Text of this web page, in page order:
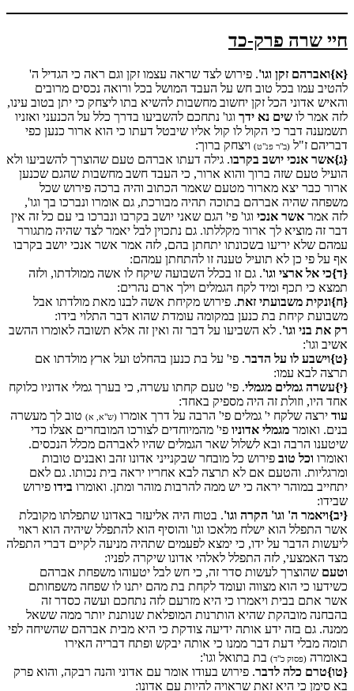
חיי שרה פרק-כד
{א}ואברהם זקן וגו'. פירוש לצד שראה עצמו זקן וגם ראה כי הגדיל ה'
להטיב עמו בכל טוב חש על העבד המושל בכל ורואה נכסים מרובים
והאיש אדוני הכל זקן יחשוב מחשבות להשיא בתו ליצחק כי יתן בטוב עינו,
לזה אמר לו שים נא ידך וגו' נתחכם להשביעו בדרך כלל על הכנעני ואזניו
תשמענה דבר כי הקול לו קול אליו שיבטל דעתו כי הוא ארור כנען כפי
דבריהם ז"ל (ב"ר פנ"ט) ויצחק ברוך:
{ג}אשר אנכי יושב בקרבו. גילה דעתו אברהם טעם שהוצרך להשביעו ולא
הועיל טעם שזה ברוך והוא ארור, כי העבד חשב מחשבות שהגם שכנען
ארור כבר יצא מארור מטעם שאמר הכתוב והיה ברכה פירוש שכל
משפחה שהיה אברהם בתוכה תהיה מבורכת, גם אומרו ונברכו בך וגו',
לזה אמר אשר אנכי וגו' פי' הגם שאני יושב בקרבו ונברכו בי עם כל זה אין
דבר זה מוציא לך ארור מקללתו. גם נתכוין לבל יאמר לצד שהיה מתגורר
עמהם שלא יריעו בשכונתו יתחתן בהם, לזה אמר אשר אנכי יושב בקרבו
אף על פי כן לא תועיל טענה זו להתחתן עמהם:
{ד}כי אל ארצי וגו'. גם זו בכלל השבועה שיקח לו אשה ממולדתו, ולזה
תמצא כי תכף ומיד לקח הגמלים וילך ארם נהרים:
{ח}ונקית משבועתי זאת. פירוש מקיחת אשה לבנו מאת מולדתו אבל
משבועת קיחת בת כנען במקומה עומדת שהוא דבר התלוי בידו:
רק את בני וגו'. לא השביעו על דבר זה ואין זה אלא תשובה לאומרו ההשב
אשיב וגו':
{ט}וישבע לו על הדבר. פי' על בת כנען בהחלט ועל ארץ מולדתו אם
תרצה לבא עמו:
{י}עשרה גמלים מגמלי. פי' טעם קחתו עשרה, כי בערך גמלי אדוניו כלוקח
אחד היו, וזולת זה היה מספיק באחד:
עוד ירצה שלקח י' גמלים פי' הרבה על דרך אומרו (ש"א, א) טוב לך מעשרה
בנים. ואומר מגמלי אדוניו פי' מהמיוחדים לצורכו המובחרים אצלו כדי
שיטענו הרבה ובא לשלול שאר הגמלים שהיו לאברהם מכלל הנכסים.
ואומרו וכל טוב פירוש כל מובחר שבקנייני אדונו זהב ואבנים טובות
ומרגליות. והטעם אם לא תרצה לבא אחריו יראה בית נכותו. גם לאם
יתחייב במוהר יראה כי יש ממה להרבות מוהר ומתן. ואומרו בידו פירוש
שבידו:
{יב}ויאמר ה' וגו' הקרה וגו'. בטוח היה אליעזר באדונו שתפלתו מקובלת
אשר התפלל הוא ישלח מלאכו וגו' והוסיף הוא להתפלל שיהיה הוא ראוי
ליעשות הדבר על ידו, כי ימצא לפעמים שתהיה מניעה לקיים דברי התפלה
מצד האמצעי, לזה התפלל לאלהי אדונו שיקרה לפניו:
וטעם שהוצרך לעשות סדר זה, כי חש לבל יטעוהו משפחת אברהם
כשידעו כי הוא מצווה ועומד לקחת בת מהם יתנו לו שפחה משפחותם
אשר אתם בבית ויאמרו כי היא מזרעם לזה נתחכם ועשה כסדר זה
בהבחנה מובהקת שהיא הותרנות המופלאת שנותנת יותר ממה ששאל
ממנה. גם בזה ידע אותה ידיעה צודקת כי היא מבית אברהם שהשיחה לפי
תומה מבלי דעת דבר ממנו כי אותה יבקש ופתח דבריה האירו
באומרה (פסוק כ"ד) בת בתואל וגו':
{טו}טרם כלה לדבר. פירוש בעודו אומר עם אדוני והנה רבקה, והוא פרק
בא סימן כי היא זאת שראויה להיות עם אדונו: